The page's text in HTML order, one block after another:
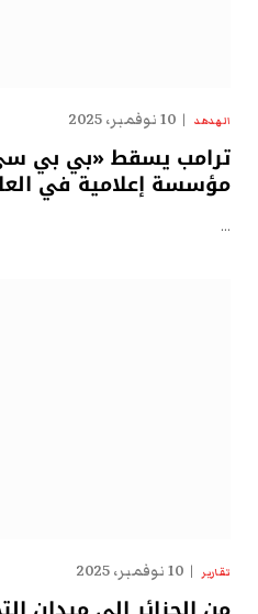
الهدهد 10 نوفمبر، 2025
ترامب يسقط «بي بي
مؤسسة إعلامية في
…
تقارير 10 نوفمبر، 2025